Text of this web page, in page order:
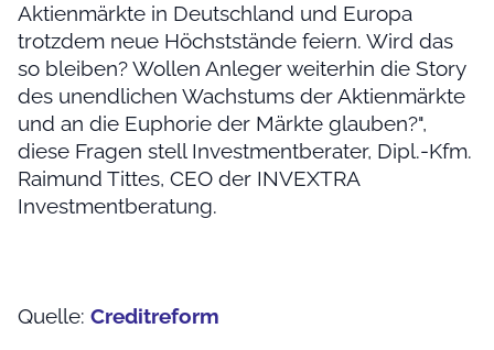
Aktienmärkte in Deutschland und Europa
trotzdem neue Höchststände feiern. Wird das
so bleiben? Wollen Anleger weiterhin die Story
des unendlichen Wachstums der Aktienmärkte
und an die Euphorie der Märkte glauben?",
diese Fragen stell Investmentberater, Dipl.-Kfm.
Raimund Tittes, CEO der INVEXTRA
Investmentberatung.
Quelle: Creditreform